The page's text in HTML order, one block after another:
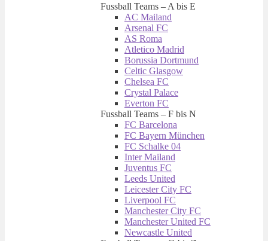
Fussball Teams – A bis E
AC Mailand
Arsenal FC
AS Roma
Atletico Madrid
Borussia Dortmund
Celtic Glasgow
Chelsea FC
Crystal Palace
Everton FC
Fussball Teams – F bis N
FC Barcelona
FC Bayern München
FC Schalke 04
Inter Mailand
Juventus FC
Leeds United
Leicester City FC
Liverpool FC
Manchester City FC
Manchester United FC
Newcastle United